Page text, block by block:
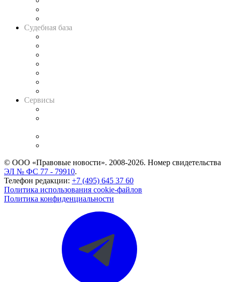
Судебная база
Сервисы
© ООО «Правовые новости». 2008-2026. Номер свидетельства
ЭЛ № ФС 77 - 79910.
Телефон редакции: +7 (495) 645 37 60
Политика использования cookie-файлов
Политика конфиденциальности